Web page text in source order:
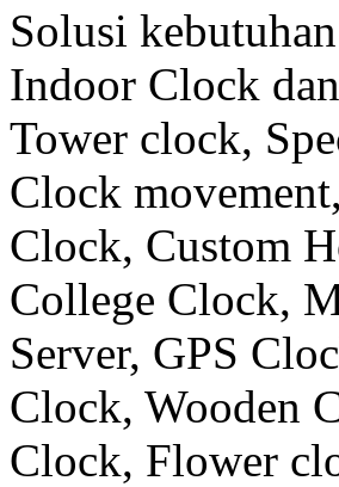
Solusi
Indoor Clock
Tower clock,
Clock
Clock, Custom
College Clock,
Server, GPS
Clock, Wooden
Clock, Flower